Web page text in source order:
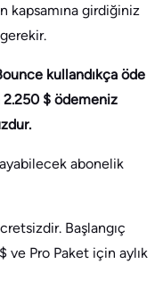
kapsamına girdiğiniz
kullandıkça öde
$ ödemeniz
abonelik
Başlangıç
ve Pro Paket için aylık